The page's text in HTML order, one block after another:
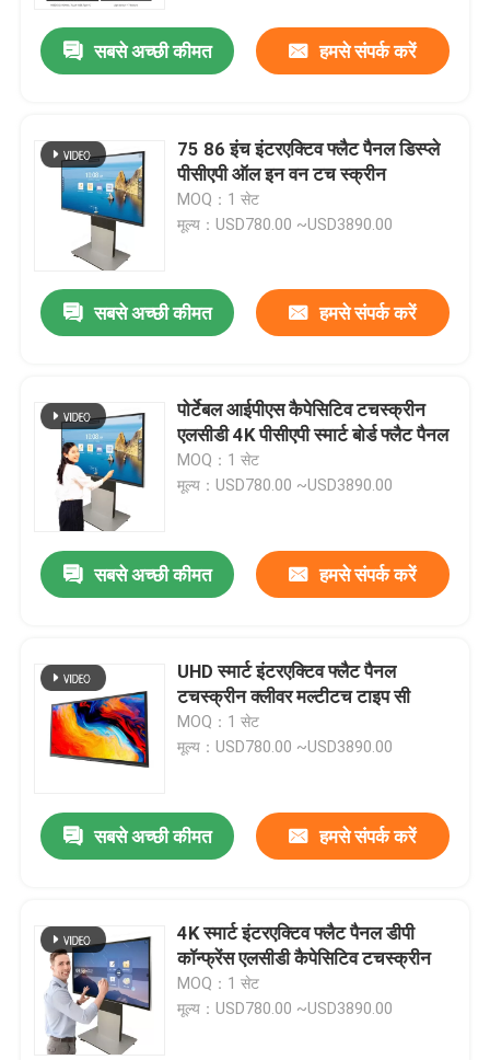
सबसे अच्छी कीमत हमसे संपर्क करें
75 86 इंच इंटरएक्टिव फ्लैट पैनल डिस्प्ले
पीसीएपी ऑल इन वन टच स्क्रीन
MOQ：1 सेट
मूल्य：USD780.00 ~USD3890.00
सबसे अच्छी कीमत हमसे संपर्क करें
पोर्टेबल आईपीएस कैपेसिटिव टचस्क्रीन
एलसीडी 4K पीसीएपी स्मार्ट बोर्ड फ्लैट पैनल
MOQ：1 सेट
मूल्य：USD780.00 ~USD3890.00
सबसे अच्छी कीमत हमसे संपर्क करें
UHD स्मार्ट इंटरएक्टिव फ्लैट पैनल
टचस्क्रीन क्लीवर मल्टीटच टाइप सी
MOQ：1 सेट
मूल्य：USD780.00 ~USD3890.00
सबसे अच्छी कीमत हमसे संपर्क करें
4K स्मार्ट इंटरएक्टिव फ्लैट पैनल डीपी
कॉन्फ्रेंस एलसीडी कैपेसिटिव टचस्क्रीन
MOQ：1 सेट
मूल्य：USD780.00 ~USD3890.00